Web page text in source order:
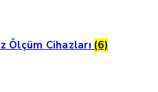
Ölçüm Cihazları (6)